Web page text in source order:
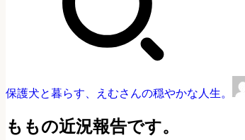
保護犬と暮らす、えむさんの穏やかな人生。
ももの近況報告です。